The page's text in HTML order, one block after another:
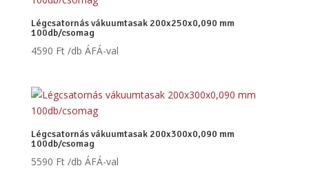
Légcsatornás vákuumtasak 200x250x0,090 mm
100db/csomag
4590 Ft /db ÁFÁ-val
Légcsatornás vákuumtasak 200x300x0,090 mm
100db/csomag
5590 Ft /db ÁFÁ-val